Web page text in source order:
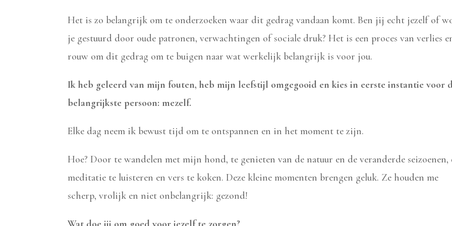
Het is zo belangrijk om te onderzoeken waar dit gedrag vandaan komt. Ben jij echt jezelf of
je gestuurd door oude patronen, verwachtingen of sociale druk? Het is een proces van verlies
rouw om dit gedrag om te buigen naar wat werkelijk belangrijk is voor jou.
Ik heb geleerd van mijn fouten, heb mijn leefstijl omgegooid en kies in eerste instantie voor
belangrijkste persoon: mezelf.
Elke dag neem ik bewust tijd om te ontspannen en in het moment te zijn.
Hoe? Door te wandelen met mijn hond, te genieten van de natuur en de veranderde seizoenen,
meditatie te luisteren en vers te koken. Deze kleine momenten brengen geluk. Ze houden me
scherp, vrolijk en niet onbelangrijk: gezond!